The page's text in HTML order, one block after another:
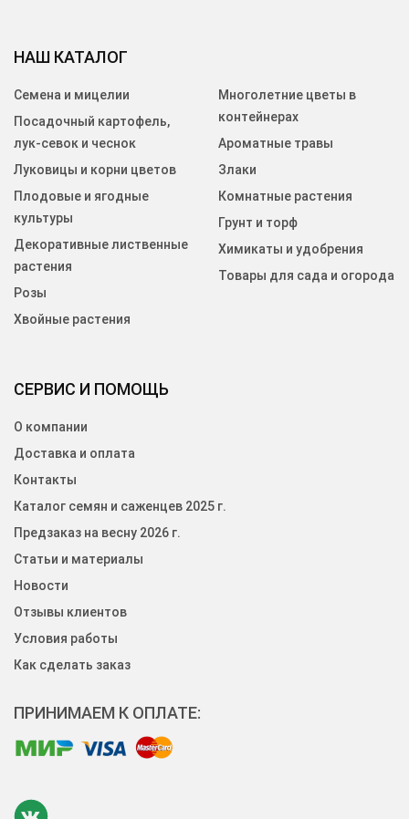
СЕРВИС И ПОМОЩЬ
О компании
Доставка и оплата
Контакты
Каталог семян и саженцев 2025 г.
Предзаказ на весну 2026 г.
Статьи и материалы
Новости
Отзывы клиентов
Условия работы
Как сделать заказ
НАШ КАТАЛОГ
Семена и мицелии
Посадочный картофель,
лук-севок и чеснок
Луковицы и корни цветов
Плодовые и ягодные
культуры
Декоративные лиственные
растения
Розы
Хвойные растения
Многолетние цветы в
контейнерах
Ароматные травы
Злаки
Комнатные растения
Грунт и торф
Химикаты и удобрения
Товары для сада и огорода
ПРИНИМАЕМ К ОПЛАТЕ: